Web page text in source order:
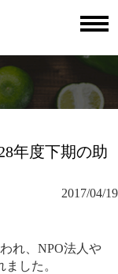
年度下期の助
2017/04/19
れ、NPO法人や
した。